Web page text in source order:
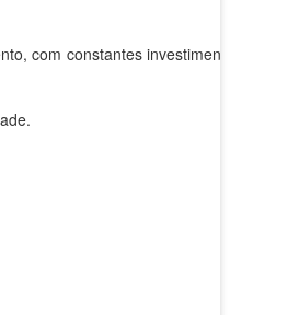
com constantes investimentos